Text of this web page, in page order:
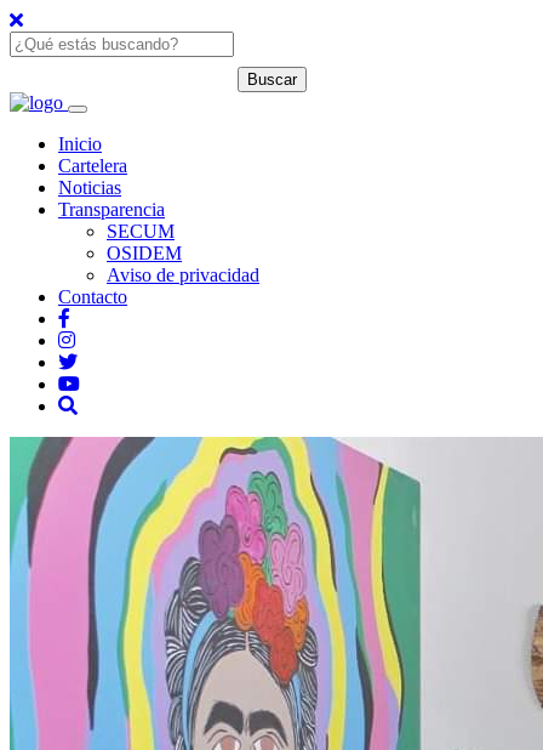
Inicio
Cartelera
Noticias
Transparencia
SECUM
OSIDEM
Aviso de privacidad
Contacto